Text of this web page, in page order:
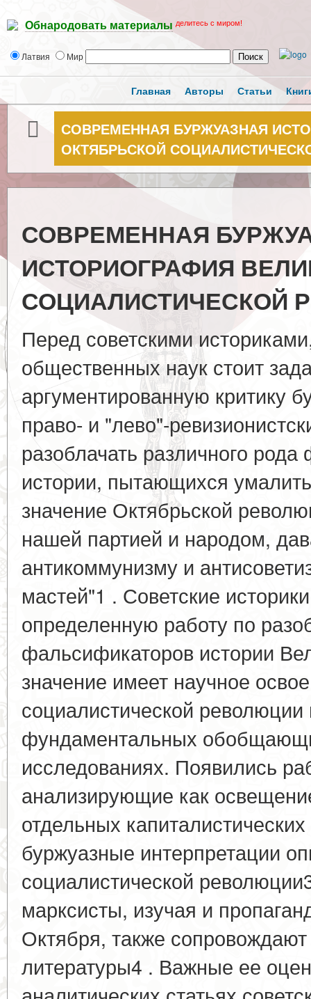
Обнародовать материалы делитесь с миром!
Латвия Мир
Главная Авторы Статьи
СОВРЕМЕННАЯ БУРЖУАЗНАЯ
ОКТЯБРЬСКОЙ
СОВРЕМЕННАЯ
ИСТОРИОГРАФИЯ
СОЦИАЛИСТИЧЕСКОЙ
Перед советскими
общественных наук стоит
аргументированную критику
право- и "лево"-
разоблачать различного
истории, пытающихся
значение Октябрьской
нашей партией и народом,
антикоммунизму и
мастей"1 . Советские
определенную работу по
фальсификаторов истории
значение имеет научное
социалистической революции
фундаментальных
исследованиях. Появились
анализирующие как
отдельных
буржуазные интерпретации
социалистической
марксисты, изучая и
Октября, также
литературы4 . Важные ее